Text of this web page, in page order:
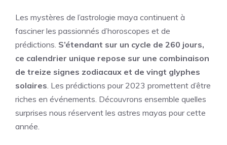
Les mystères de l’astrologie maya continuent à
fasciner les passionnés d’horoscopes et de
prédictions. S’étendant sur un cycle de 260 jours,
ce calendrier unique repose sur une combinaison
de treize signes zodiacaux et de vingt glyphes
solaires . Les prédictions pour 2023 promettent d’être
riches en événements. Découvrons ensemble quelles
surprises nous réservent les astres mayas pour cette
année.